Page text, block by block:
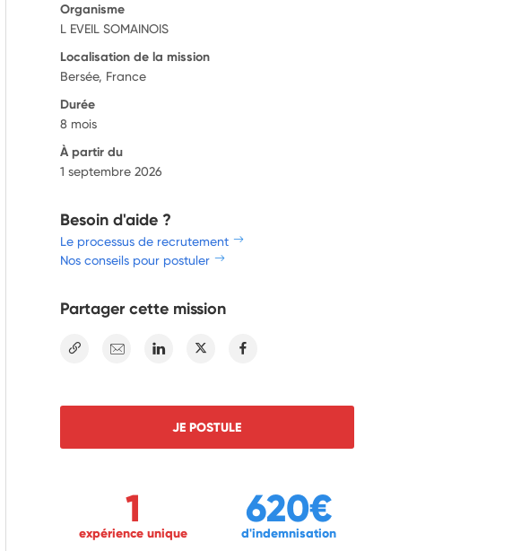
Organisme
L EVEIL SOMAINOIS
Localisation de la mission
Bersée, France
Durée
8 mois
À partir du
1 septembre 2026
Besoin d'aide ?
Le processus de recrutement
Nos conseils pour postuler
Partager cette mission
E-mail Linkedin Twitter
JE POSTULE
1
expérience unique
620€
d'indemnisation